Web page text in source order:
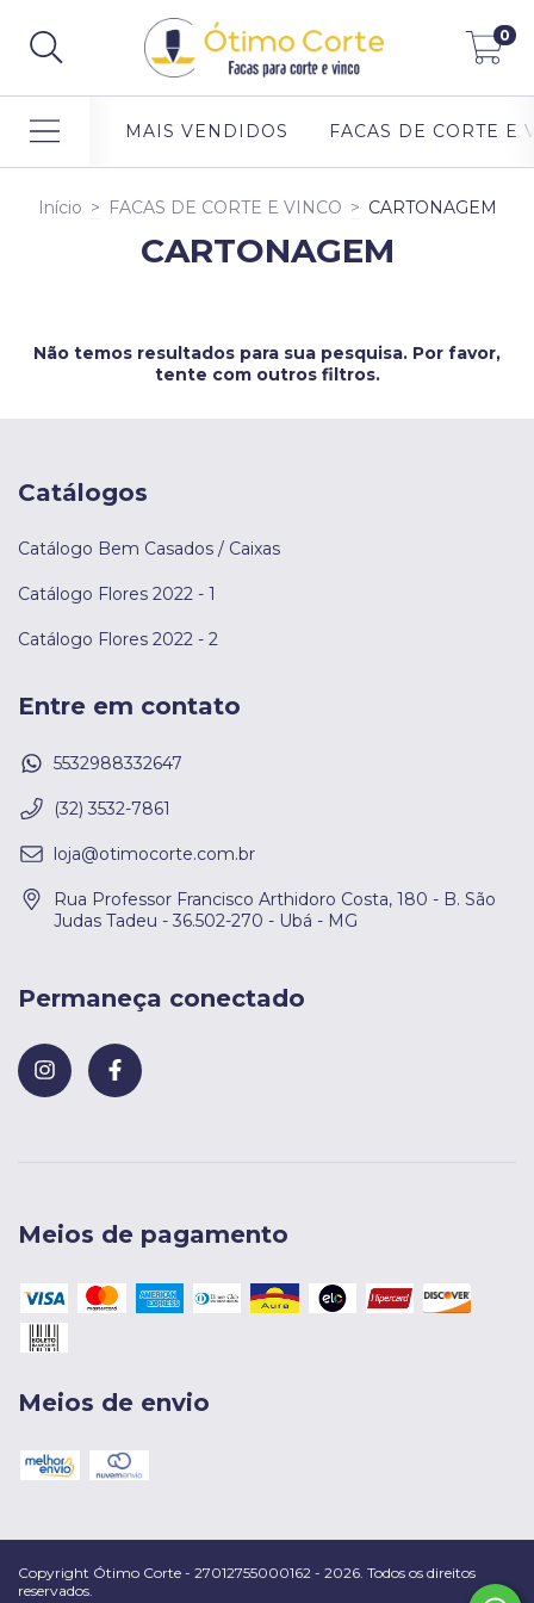
0
MAIS VENDIDOS FACAS DE CORTE E
Início > FACAS DE CORTE E VINCO > CARTONAGEM
CARTONAGEM
Não temos resultados para sua pesquisa. Por favor,
tente com outros filtros.
Catálogos
Catálogo Bem Casados / Caixas
Catálogo Flores 2022 - 1
Catálogo Flores 2022 - 2
Entre em contato
5532988332647
(32) 3532-7861
loja@otimocorte.com.br
Rua Professor Francisco Arthidoro Costa, 180 - B. São
Judas Tadeu - 36.502-270 - Ubá - MG
Permaneça conectado
Meios de pagamento
Meios de envio
Copyright Ótimo Corte - 27012755000162 - 2026. Todos os direitos
reservados.